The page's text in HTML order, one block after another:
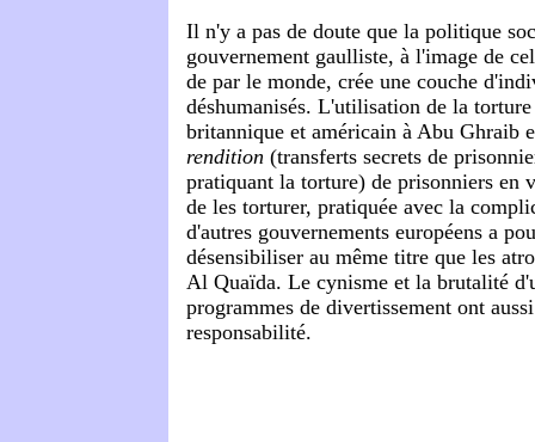
Il n'y a pas de doute que la politique
gouvernement gaulliste, à l'image de
de par le monde, crée une couche
déshumanisés. L'utilisation de la
britannique et américain à Abu Ghraib
rendition (transferts secrets de
pratiquant la torture) de prisonniers en
de les torturer, pratiquée avec la
d'autres gouvernements européens a
désensibiliser au même titre que les
Al Quaïda. Le cynisme et la brutalité
programmes de divertissement ont
responsabilité.